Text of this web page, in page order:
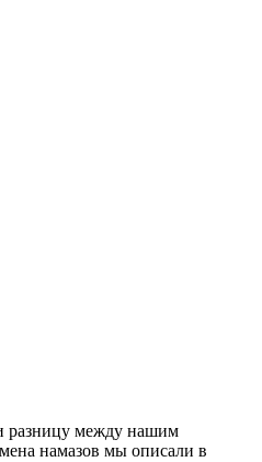
разницу между нашим
намазов мы описали в